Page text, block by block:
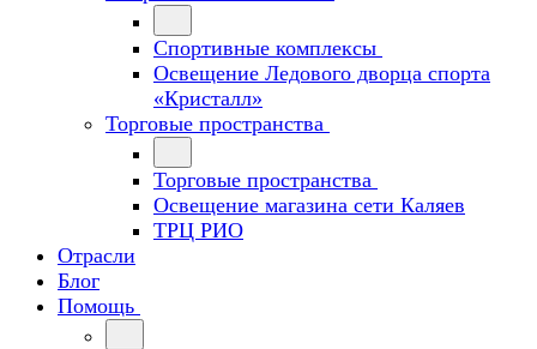
Спортивные комплексы
Освещение Ледового дворца спорта
«Кристалл»
Торговые пространства
Торговые пространства
Освещение магазина сети Каляев
ТРЦ РИО
Отрасли
Блог
Помощь